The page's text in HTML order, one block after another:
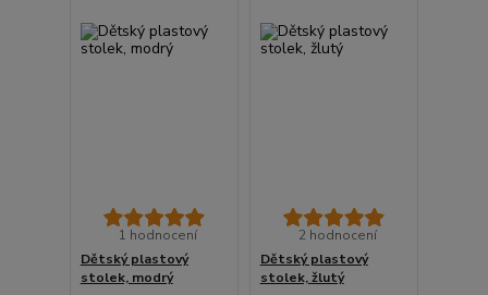
1 hodnocení
Dětský plastový
stolek, modrý
2 hodnocení
Dětský plastový
stolek, žlutý